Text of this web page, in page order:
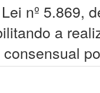
nº 5.869,
a